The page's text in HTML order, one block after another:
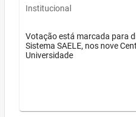
Institucional
Votação está marcada para
Sistema SAELE, nos nove
Universidade